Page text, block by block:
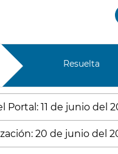
Resuelta
11 de junio del
20 de junio del